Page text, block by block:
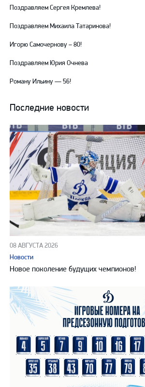
Поздравляем Сергея Кремлева!
Поздравляем Михаила Татаринова!
Игорю Самочернову – 80!
Поздравляем Юрия Очнева
Роману Ильину — 56!
Последние новости
08 АВГУСТА 2026
Новости
Новое поколение будущих чемпионов!